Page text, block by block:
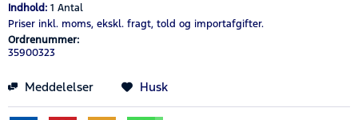
Indhold: 1 Antal
Priser inkl. moms, ekskl. fragt, told og importafgifter.
Ordrenummer:
35900323
Meddelelser Husk